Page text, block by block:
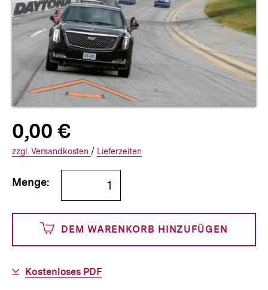
Allgemeine
Informationen
Produktpreis:
0,00 €0
€
und
0
Cents
zuzüglich
Versandkosten
Interner
Informationen
den
zzgl. zuzüglichen
Versandkosten / Interner
Informationen
Lieferzeiten
Bestellmenge
angeben
Menge:
DEM WARENKORB HINZUFÜGEN
Download-
Kostenloses PDF